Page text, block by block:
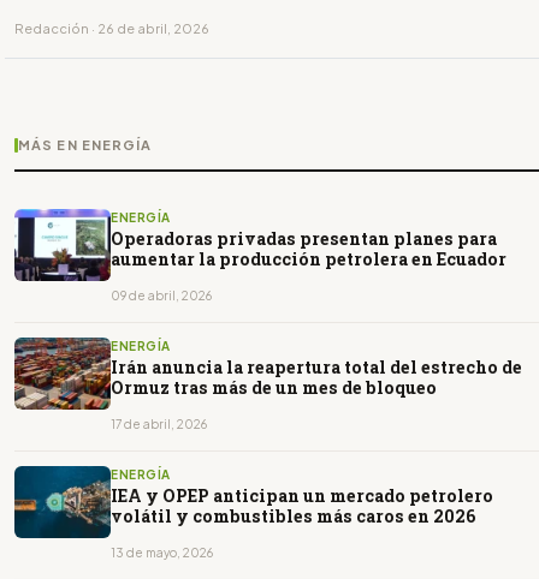
Redacción · 26 de abril, 2026
MÁS EN ENERGÍA
ENERGÍA
Operadoras privadas presentan planes para
aumentar la producción petrolera en Ecuador
09 de abril, 2026
ENERGÍA
Irán anuncia la reapertura total del estrecho de
Ormuz tras más de un mes de bloqueo
17 de abril, 2026
ENERGÍA
IEA y OPEP anticipan un mercado petrolero
volátil y combustibles más caros en 2026
13 de mayo, 2026